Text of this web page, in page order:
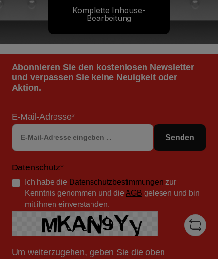
Komplette Inhouse-
Bearbeitung
Abonnieren Sie den kostenlosen Newsletter
und verpassen Sie keine Neuigkeit oder
Aktion.
E-Mail-Adresse*
Senden
Datenschutz*
Ich habe die Datenschutzbestimmungen zur
Kenntnis genommen und die AGB gelesen und bin
mit ihnen einverstanden.
Um weiterzugehen, geben Sie die oben